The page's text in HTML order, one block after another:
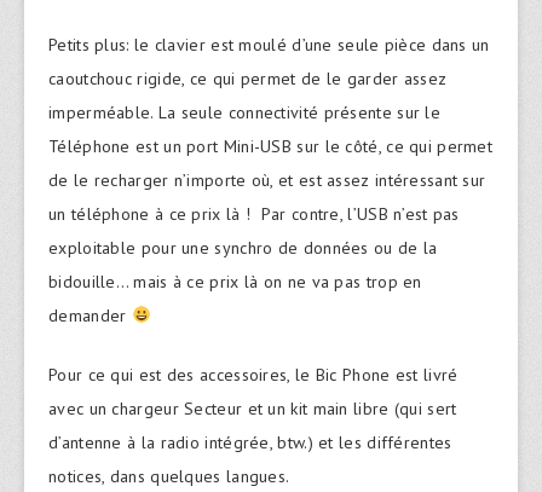
Petits plus: le clavier est moulé d’une seule pièce dans un
caoutchouc rigide, ce qui permet de le garder assez
imperméable. La seule connectivité présente sur le
Téléphone est un port Mini-USB sur le côté, ce qui permet
de le recharger n’importe où, et est assez intéressant sur
un téléphone à ce prix là ! Par contre, l’USB n’est pas
exploitable pour une synchro de données ou de la
bidouille… mais à ce prix là on ne va pas trop en
demander
Pour ce qui est des accessoires, le Bic Phone est livré
avec un chargeur Secteur et un kit main libre (qui sert
d’antenne à la radio intégrée, btw.) et les différentes
notices, dans quelques langues.